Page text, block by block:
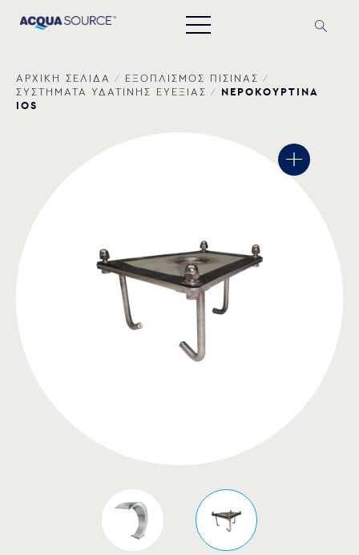
ΑΡΧΙΚΗ ΣΕΛΙΔΑ / ΕΞΟΠΛΙΣΜΟΣ ΠΙΣΙΝΑΣ /
ΣΥΣΤΗΜΑΤΑ ΥΔΑΤΙΝΗΣ ΕΥΕΞΙΑΣ / ΝΕΡΟΚΟΥΡΤΙΝΑ
IOS